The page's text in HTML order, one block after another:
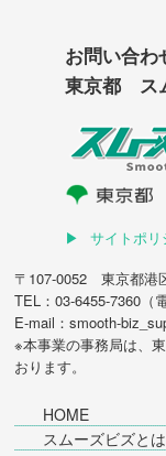
お問い合わ
東京都 ス
サイトポリ
〒107-0052 東京都港
TEL：03-6455-7360（
E-mail：smooth-
※本事業の事務局は、
おります。
HOME
スムーズビズとは